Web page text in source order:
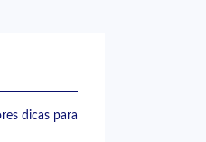
dicas para